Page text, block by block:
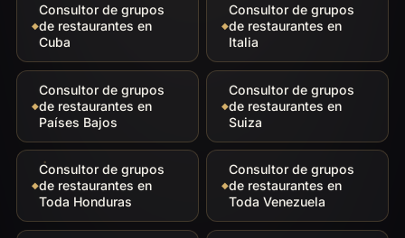
Consultor de grupos
de restaurantes en
Cuba
Consultor de grupos
de restaurantes en
Italia
Consultor de grupos
de restaurantes en
Países Bajos
Consultor de grupos
de restaurantes en
Suiza
Consultor de grupos
de restaurantes en
Toda Honduras
Consultor de grupos
de restaurantes en
Toda Venezuela